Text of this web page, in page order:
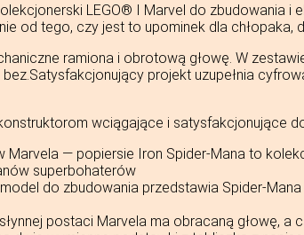
LEGO® ǀ Marvel do zbudowania i
od tego, czy jest to upominek dla chłopaka,
ramiona i obrotową głowę. W
projekt uzupełnia
wciągające i satysfakcjonujące
Marvela — popiersie Iron Spider-Mana to
superbohaterów
do zbudowania przedstawia Spider-
postaci Marvela ma obracaną głowę, a